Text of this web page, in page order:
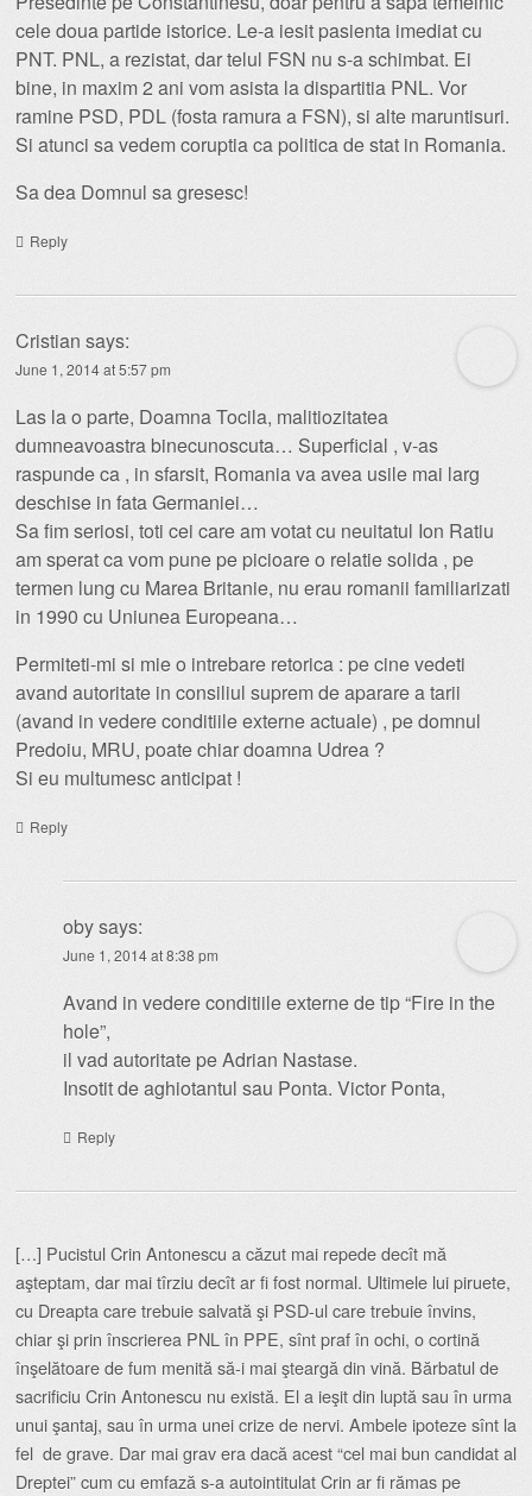
cele doua partide istorice. Le-a iesit pasienta imediat cu
PNT. PNL, a rezistat, dar telul FSN nu s-a schimbat. Ei
bine, in maxim 2 ani vom asista la dispartitia PNL. Vor
ramine PSD, PDL (fosta ramura a FSN), si alte maruntisuri.
Si atunci sa vedem coruptia ca politica de stat in Romania.
Sa dea Domnul sa gresesc!
Reply
Cristian says:
June 1, 2014 at 5:57 pm
Las la o parte, Doamna Tocila, malitiozitatea
dumneavoastra binecunoscuta… Superficial , v-as
raspunde ca , in sfarsit, Romania va avea usile mai larg
deschise in fata Germaniei…
Sa fim seriosi, toti cei care am votat cu neuitatul Ion Ratiu
am sperat ca vom pune pe picioare o relatie solida , pe
termen lung cu Marea Britanie, nu erau romanii familiarizati
in 1990 cu Uniunea Europeana…
Permiteti-mi si mie o intrebare retorica : pe cine vedeti
avand autoritate in consiliul suprem de aparare a tarii
(avand in vedere conditiile externe actuale) , pe domnul
Predoiu, MRU, poate chiar doamna Udrea ?
Si eu multumesc anticipat !
Reply
obysays:
June 1, 2014 at 8:38 pm
Avand in vedere conditiile externe de tip “Fire in the
hole”,
il vad autoritate pe Adrian Nastase.
Insotit de aghiotantul sau Ponta. Victor Ponta,
Reply
[…] Pucistul Crin Antonescu a căzut mai repede decît mă
aşteptam, dar mai tîrziu decît ar fi fost normal. Ultimele lui piruete,
cu Dreapta care trebuie salvată şi PSD-ul care trebuie învins,
chiar şi prin înscrierea PNL în PPE, sînt praf în ochi, o cortină
înşelătoare de fum menită să-i mai şteargă din vină. Bărbatul de
sacrificiu Crin Antonescu nu există. El a ieşit din luptă sau în urma
unui şantaj, sau în urma unei crize de nervi. Ambele ipoteze sînt la
fel de grave. Dar mai grav era dacă acest “cel mai bun candidat al
Dreptei” cum cu emfază s-a autointitulat Crin ar fi rămas pe